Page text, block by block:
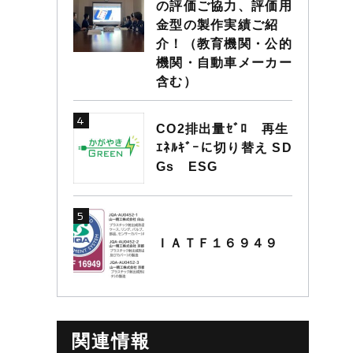
の評価ご協力、評価用
金型の製作実績ご紹
介！（教育機関・公的
機関・自動車メーカー
含む）
CO2排出量ｾﾞﾛ 再生
ｴﾈﾙｷﾞｰに切り替え SD
Gs ESG
ＩＡＴＦ１６９４９
関連情報